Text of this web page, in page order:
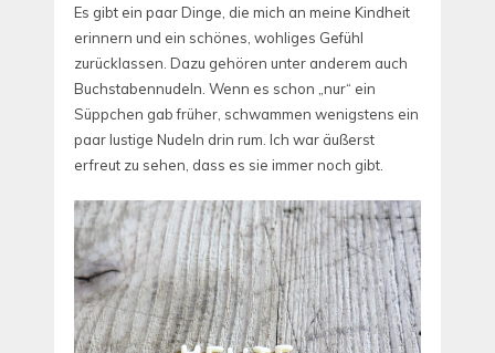
Es gibt ein paar Dinge, die mich an meine Kindheit
erinnern und ein schönes, wohliges Gefühl
zurücklassen. Dazu gehören unter anderem auch
Buchstabennudeln. Wenn es schon „nur“ ein
Süppchen gab früher, schwammen wenigstens ein
paar lustige Nudeln drin rum. Ich war äußerst
erfreut zu sehen, dass es sie immer noch gibt.